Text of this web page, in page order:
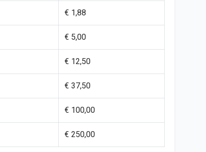
€ 1,88
€ 5,00
€ 12,50
€ 37,50
€ 100,00
€ 250,00